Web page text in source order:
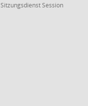
SitzungsdienstSession(Wird in